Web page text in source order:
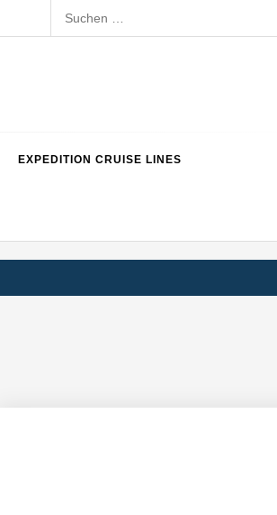
Suchen
nach:
EXPEDITION CRUISE LINES